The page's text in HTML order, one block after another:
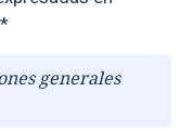
generales